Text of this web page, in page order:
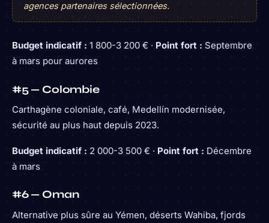
agences partenaires sélectionnées.
Budget indicatif : 1 800-3 200 € · Point fort : Septembre
à mars pour aurores
#5 — Colombie
Carthagène coloniale, café, Medellín modernisée,
sécurité au plus haut depuis 2023.
Budget indicatif : 2 000-3 500 € · Point fort : Décembre
à mars
#6 — Oman
Alternative plus sûre au Yémen, déserts Wahiba, fjords